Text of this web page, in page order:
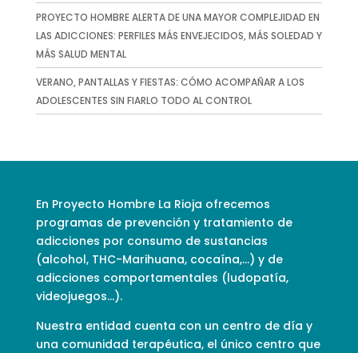
PROYECTO HOMBRE ALERTA DE UNA MAYOR COMPLEJIDAD EN
LAS ADICCIONES: PERFILES MÁS ENVEJECIDOS, MÁS SOLEDAD Y
MÁS SALUD MENTAL
VERANO, PANTALLAS Y FIESTAS: CÓMO ACOMPAÑAR A LOS
ADOLESCENTES SIN FIARLO TODO AL CONTROL
En Proyecto Hombre La Rioja ofrecemos
programas de prevención y tratamiento de
adicciones por consumo de sustancias
(alcohol, THC-Marihuana, cocaína,…) y de
adicciones comportamentales (ludopatía,
videojuegos…).
Nuestra entidad cuenta con un centro de día y
una comunidad terapéutica, el único centro que